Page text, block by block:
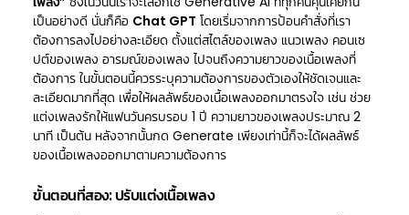
เป็นอย่างดี นั่นก็คือ Chat GPT โดยเริ่มจากการป้อนคำสั่งที่เรา
ต้องการลงไปอย่างละเอียด ตั้งแต่สไตล์ของเพลง แนวเพลง คอนเซ
ปต์ของเพลง อารมณ์ของเพลง ไปจนถึงความยาวของเนื้อเพลงที่
ต้องการ ในขั้นตอนนี้ควรระบุความต้องการของตัวเองให้ชัดเจนและ
ละเอียดมากที่สุด เพื่อให้ผลลัพธ์ของเนื้อเพลงออกมาตรงใจ เช่น ช่วย
แต่งเพลงรักให้แฟนวันครบรอบ 1 ปี ความยาวของเพลงประมาณ 2
นาที เป็นต้น หลังจากนั้นกด Generate เพียงเท่านี้ก็จะได้ผลลัพธ์
ของเนื้อเพลงออกมาตามความต้องการ
ขั้นตอนที่สอง: ปรับแต่งเนื้อเพลง